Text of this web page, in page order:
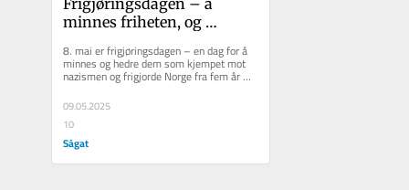
minnes friheten, og
8. mai er frigjøringsdagen – en dag for å
minnes og hedre dem som kjempet mot
nazismen og frigjorde Norge fra fem år
med fascistisk okkupasjon....
09.05.2025
10
Ságat